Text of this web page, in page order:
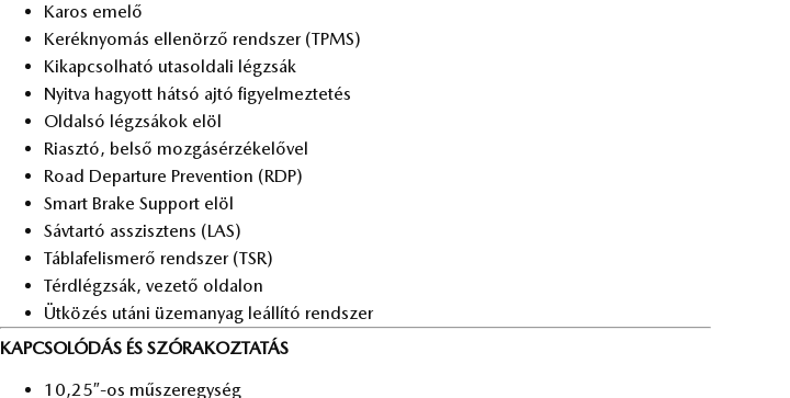
Ka­ros eme­lő
Ke­rék­nyo­más el­le­nör­ző rend­szer (TPMS)
Ki­kap­csol­ha­tó utas­ol­da­li lég­zsák
Nyit­va ha­gyott hát­só ajtó fi­gyel­mez­te­tés
Ol­dal­só lég­zsá­kok elöl
Ri­asz­tó, bel­ső moz­gás­ér­zé­ke­lő­vel
Road De­par­tu­re Pre­vent­ion (RDP)
Smart Brake Sup­port elöl
Sáv­tar­tó asszisz­tens (LAS)
Táb­la­fel­is­me­rő rend­szer (TSR)
Térd­lég­zsák, ve­ze­tő ol­da­lon
Üt­kö­zés utá­ni üzem­anyag le­ál­lí­tó rend­szer
KAPCSOLÓDÁS ÉS SZÓRAKOZTATÁS
10,25″-os mű­szer­egy­ség